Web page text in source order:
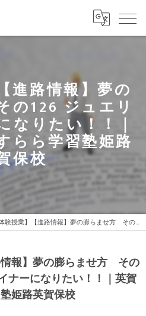
進路情報】夢の
126 ジュエリ
なりたい！！｜
らら学習塾姫路
保校
授業】【進路情報】夢の膨らませ方 その126 ジュエリーデザイナーになりたい！！｜英賀保駅前のすらら学習塾姫路英賀保校
情報】夢の膨らませ方 その
ナーになりたい！！｜英賀
姫路英賀保校